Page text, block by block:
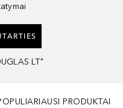
LT"
PRODUKTAI